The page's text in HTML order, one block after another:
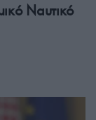
Ναυτικό